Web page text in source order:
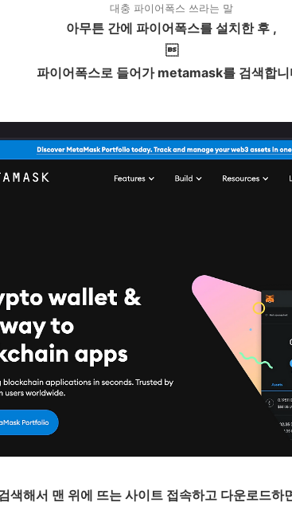
대충 파이어폭스 쓰라는 말
아무튼 간에 파이어폭스를 설치한 후 ,

파이어폭스로 들어가 metamask를 검색합니
색해서 맨 위에 뜨는 사이트 접속하고 다운로드하